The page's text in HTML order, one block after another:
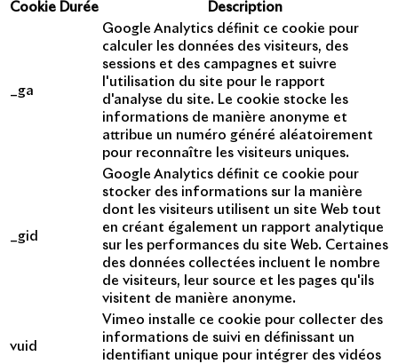
Cookie Durée Description
_ga
Google Analytics définit ce cookie pour
calculer les données des visiteurs, des
sessions et des campagnes et suivre
l'utilisation du site pour le rapport
d'analyse du site. Le cookie stocke les
informations de manière anonyme et
attribue un numéro généré aléatoirement
pour reconnaître les visiteurs uniques.
_gid
Google Analytics définit ce cookie pour
stocker des informations sur la manière
dont les visiteurs utilisent un site Web tout
en créant également un rapport analytique
sur les performances du site Web. Certaines
des données collectées incluent le nombre
de visiteurs, leur source et les pages qu'ils
visitent de manière anonyme.
vuid
Vimeo installe ce cookie pour collecter des
informations de suivi en définissant un
identifiant unique pour intégrer des vidéos